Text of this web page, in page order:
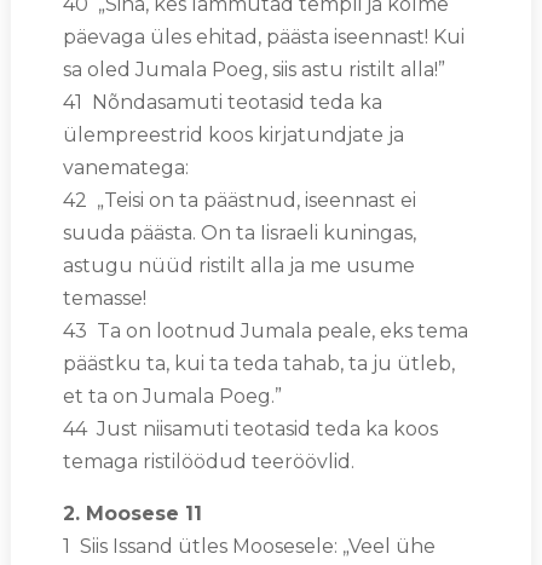
päevaga üles ehitad, päästa iseennast! Kui
sa oled Jumala Poeg, siis astu ristilt alla!”
41 Nõndasamuti teotasid teda ka
ülempreestrid koos kirjatundjate ja
vanematega:
42 „Teisi on ta päästnud, iseennast ei
suuda päästa. On ta Iisraeli kuningas,
astugu nüüd ristilt alla ja me usume
temasse!
43 Ta on lootnud Jumala peale, eks tema
päästku ta, kui ta teda tahab, ta ju ütleb,
et ta on Jumala Poeg.”
44 Just niisamuti teotasid teda ka koos
temaga ristilöödud teeröövlid.
2. Moosese 11
1 Siis Issand ütles Moosesele: „Veel ühe